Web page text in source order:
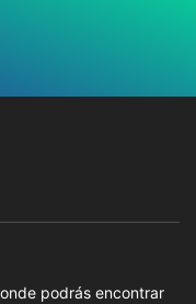
podrás encontrar